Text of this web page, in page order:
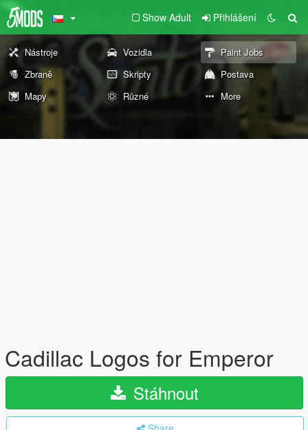
Show Adult Přihlášení
Nástroje Vozidla
Paint Jobs
Zbraně
Skripty
Postava
Mapy
Různé More
Cadillac Logos for Emperor
Stáhnout